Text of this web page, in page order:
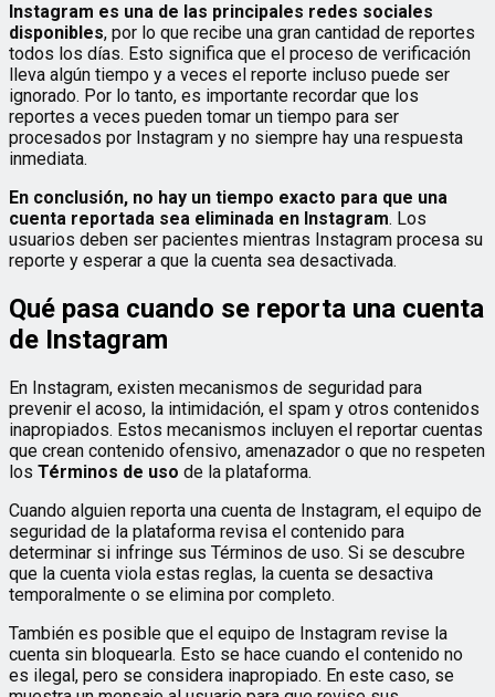
Instagram es una de las principales redes sociales
disponibles, por lo que recibe una gran cantidad de reportes
todos los días. Esto significa que el proceso de verificación
lleva algún tiempo y a veces el reporte incluso puede ser
ignorado. Por lo tanto, es importante recordar que los
reportes a veces pueden tomar un tiempo para ser
procesados por Instagram y no siempre hay una respuesta
inmediata.
En conclusión, no hay un tiempo exacto para que una
cuenta reportada sea eliminada en Instagram. Los
usuarios deben ser pacientes mientras Instagram procesa su
reporte y esperar a que la cuenta sea desactivada.
Qué pasa cuando se reporta una cuenta
de Instagram
En Instagram, existen mecanismos de seguridad para
prevenir el acoso, la intimidación, el spam y otros contenidos
inapropiados. Estos mecanismos incluyen el reportar cuentas
que crean contenido ofensivo, amenazador o que no respeten
los Términos de uso de la plataforma.
Cuando alguien reporta una cuenta de Instagram, el equipo de
seguridad de la plataforma revisa el contenido para
determinar si infringe sus Términos de uso. Si se descubre
que la cuenta viola estas reglas, la cuenta se desactiva
temporalmente o se elimina por completo.
También es posible que el equipo de Instagram revise la
cuenta sin bloquearla. Esto se hace cuando el contenido no
es ilegal, pero se considera inapropiado. En este caso, se